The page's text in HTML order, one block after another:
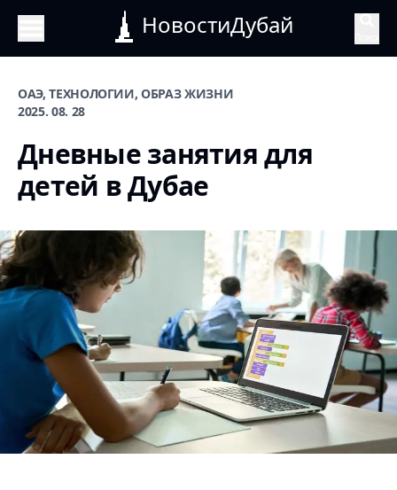
НовостиДубай
ОАЭ, ТЕХНОЛОГИИ, ОБРАЗ ЖИЗНИ
2025. 08. 28
Дневные занятия для
детей в Дубае